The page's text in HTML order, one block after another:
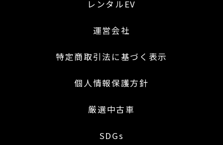
レンタルEV
運営会社
特定商取引法に基づく表示
個人情報保護方針
厳選中古車
SDGs